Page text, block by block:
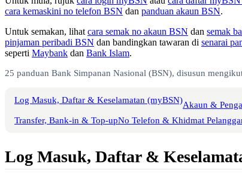
cara kemaskini no telefon BSN dan panduan akaun BSN.
Untuk semakan, lihat cara semak no akaun BSN dan semak
pinjaman peribadi BSN dan bandingkan tawaran di senarai
seperti Maybank dan Bank Islam.
25 panduan Bank Simpanan Nasional (BSN), disusun
Log Masuk, Daftar & Keselamatan (myBSN)Akaun &
Transfer, Bank-in & Top-upNo Telefon & Khidmat
Log Masuk, Daftar &